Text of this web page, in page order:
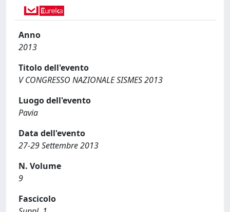
Anno
2013
Titolo dell'evento
V CONGRESSO NAZIONALE SISMES 2013
Luogo dell'evento
Pavia
Data dell'evento
27-29 Settembre 2013
N. Volume
9
Fascicolo